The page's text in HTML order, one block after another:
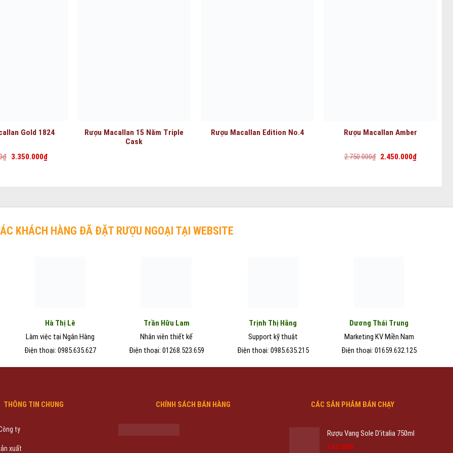
Gold 1824
₫ Giá
3.350.000₫Giá
hiện
Rượu Macallan 15 Năm Triple
Cask
Rượu Macallan Edition No.4 Rượu Macallan Amber
2.750.000₫ Giá
2.450.000₫Giá
KHÁCH HÀNG ĐÃ ĐẶT RƯỢU NGOẠI TẠI WEBSITE
Hà Thị Lê
Làm việc tại Ngân Hàng
Điện thoại: 0985.635.627
Trần Hữu Lam
Nhân viên thiết kế
Điện thoại: 01268.523.659
Trịnh Thị Hằng
Support kỹ thuật
Điện thoại: 0985.635.215
Dương Thái Trung
Marketing KV Miền Nam
Điện thoại: 01659.632.125
THÔNG TIN CHUNG
ty
xuất
CHÍNH SÁCH BÁN HÀNG CÁC SẢN PHẢM BÁN CHẠY
Rượu Vang Sole D'italia 750ml
Giá
165.000Giá